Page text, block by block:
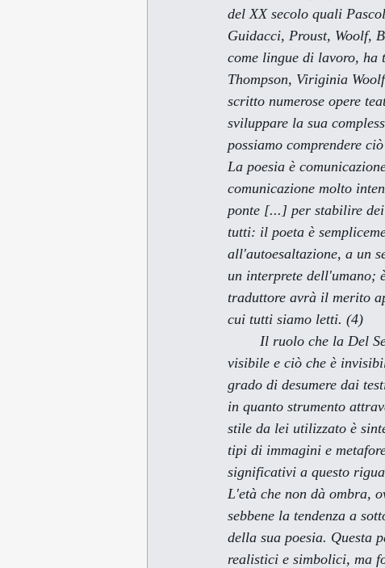
del XX secolo quali
Guidacci, Proust, Woolf,
come lingue di lavoro, ha
Thompson, Viriginia
scritto numerose opere
sviluppare la sua
possiamo comprendere
La poesia è
comunicazione molto
ponte [...] per stabilire
tutti: il poeta è
all'autoesaltazione, a un
un interprete dell'umano;
traduttore avrà il merito
cui tutti siamo letti. (4)
visibile e ciò che è
grado di desumere dai
in quanto strumento
stile da lei utilizzato è
tipi di immagini e
significativi a questo
L'età che non dà ombra,
sebbene la tendenza a
della sua poesia. Questa
realistici e simbolici, ma